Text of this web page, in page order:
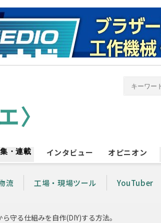
・連載 インタビュー オピニオン
流 工場・現場ツール YouTuber
守る仕組みを自作(DIY)する方法。